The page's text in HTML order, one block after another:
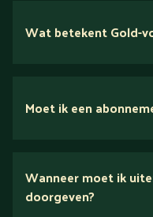
Wat betekent Gold-
Ontdek alles over
Moet ik een
Wanneer moet ik
doorgeven?